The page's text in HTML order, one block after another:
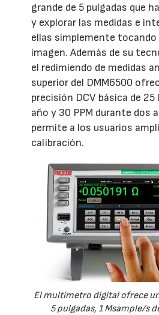
grande de 5 pulgadas que
y explorar las medidas e
ellas simplemente tocando
imagen. Además de su
el redimiendo de medidas
superior del DMM6500
precisión DCV básica de 25
año y 30 PPM durante dos
permite a los usuarios
calibración.
El multímetro digital ofrece
5 pulgadas, 1 Msample/s